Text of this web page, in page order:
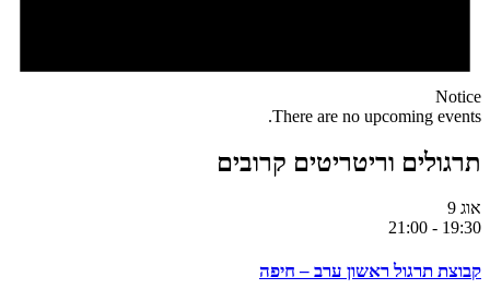
Notice
There are no upcoming events.
תרגולים וריטריטים קרובים
אוג 9
19:30
-
21:00
קבוצת תרגול ראשון ערב – חיפה